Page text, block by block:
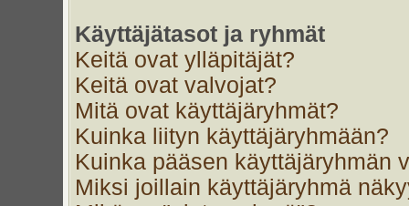
Käyttäjätasot ja ryhmät
Keitä ovat ylläpitäjät?
Keitä ovat valvojat?
Mitä ovat käyttäjäryhmät?
Kuinka liityn käyttäjäryhmään?
Kuinka pääsen käyttäjäryhmän
Miksi joillain käyttäjäryhmä